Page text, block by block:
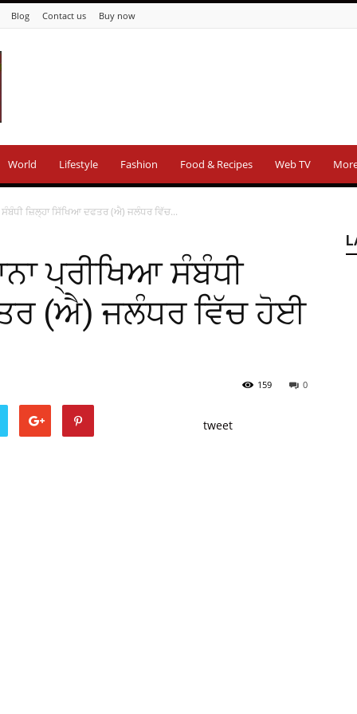
Blog Contact us Buy now
World Lifestyle Fashion Food & Recipes Web TV
ਜ਼ਿਲ੍ਹਾ ਸਿੱਖਿਆ ਦਫਤਰ (ਐ) ਜਲੰਧਰ ਵਿੱਚ...
ਪ੍ਰੀਖਿਆ ਸੰਬੰਧੀ
(ਐ) ਜਲੰਧਰ ਵਿੱਚ ਹੋਈ
0
159
tweet